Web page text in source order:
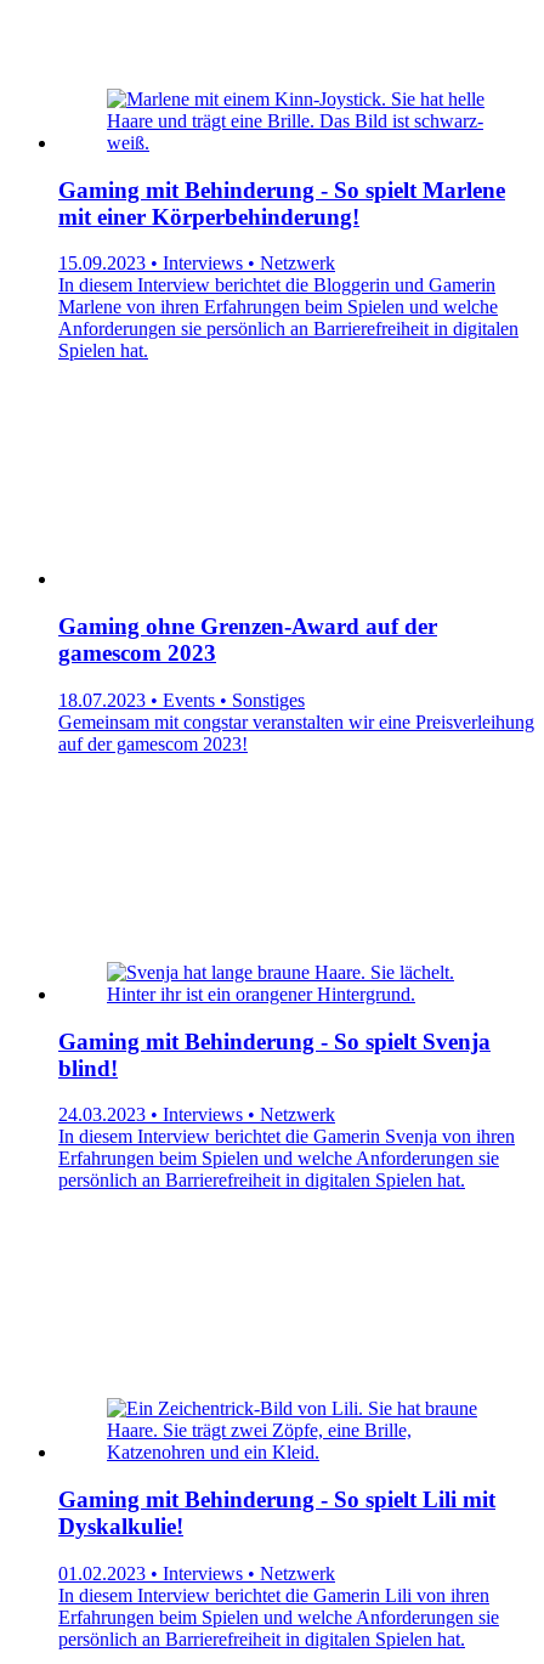
Gaming mit Behinderung - So spielt Marlene
mit einer Körperbehinderung!
15.09.2023 • Interviews • Netzwerk
In diesem Interview berichtet die Bloggerin und Gamerin
Marlene von ihren Erfahrungen beim Spielen und welche
Anforderungen sie persönlich an Barrierefreiheit in digitalen
Spielen hat.
Gaming ohne Grenzen-Award auf der
gamescom 2023
18.07.2023 • Events • Sonstiges
Gemeinsam mit congstar veranstalten wir eine Preisverleihung
auf der gamescom 2023!
Gaming mit Behinderung - So spielt Svenja
blind!
24.03.2023 • Interviews • Netzwerk
In diesem Interview berichtet die Gamerin Svenja von ihren
Erfahrungen beim Spielen und welche Anforderungen sie
persönlich an Barrierefreiheit in digitalen Spielen hat.
Gaming mit Behinderung - So spielt Lili mit
Dyskalkulie!
01.02.2023 • Interviews • Netzwerk
In diesem Interview berichtet die Gamerin Lili von ihren
Erfahrungen beim Spielen und welche Anforderungen sie
persönlich an Barrierefreiheit in digitalen Spielen hat.